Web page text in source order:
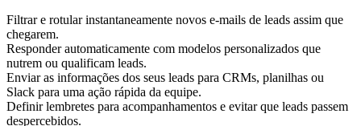
Filtrar e rotular instantaneamente novos e-mails de leads assim que
chegarem.
Responder automaticamente com modelos personalizados que
nutrem ou qualificam leads.
Enviar as informações dos seus leads para CRMs, planilhas ou
Slack para uma ação rápida da equipe.
Definir lembretes para acompanhamentos e evitar que leads passem
despercebidos.